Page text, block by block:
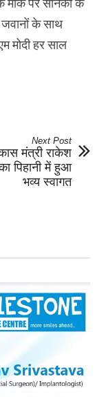
के मौके पर सैनिकों के
के साथ
मोदी हर साल
Next Post
मंत्री राकेश
पिहानी में हुआ
भव्य स्वागत